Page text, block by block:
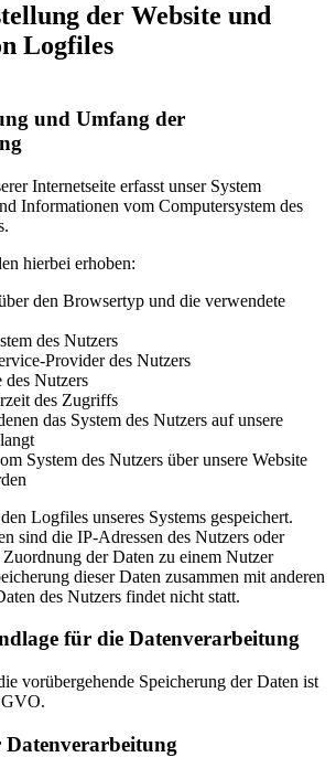
der Website und
Logfiles
und Umfang der
Internetseite erfasst unser System
Informationen vom Computersystem des
hierbei erhoben:
den Browsertyp und die verwendete
des Nutzers
Provider des Nutzers
des Nutzers
des Zugriffs
das System des Nutzers auf unsere
System des Nutzers über unsere Website
Logfiles unseres Systems gespeichert.
sind die IP-Adressen des Nutzers oder
der Daten zu einem Nutzer
dieser Daten zusammen mit anderen
des Nutzers findet nicht statt.
für die Datenverarbeitung
vorübergehende Speicherung der Daten ist